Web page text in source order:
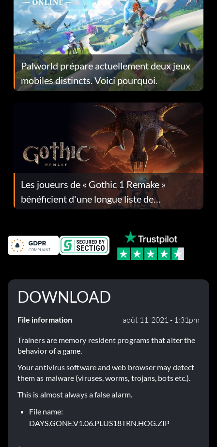
Palworld prépare actuellement deux jeux
mobiles distincts. Voici pourquoi.
Les joueurs de « Gothic 1 Remake »
bénéficient d'une longue liste de
corrections dans la mise à jour 1.0.4
DOWNLOAD
File information août 11, 2021 - 1:31pm
Trainers are memory resident programs that alter the
behavior of a game.
Your antivirus software and web browser may detect
them as malware (viruses, worms, trojans, bots etc.).
This is almost always a false alarm.
File name:
DAYS.GONE.V1.06.PLUS18TRN.HOG.ZIP